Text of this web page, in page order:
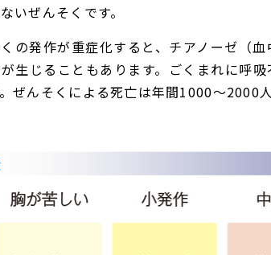
いぜんそくです。
の発作が重症化すると、チアノーゼ（
生じることもあります。ごくまれに呼
ぜんそくによる死亡は年間1000～2000